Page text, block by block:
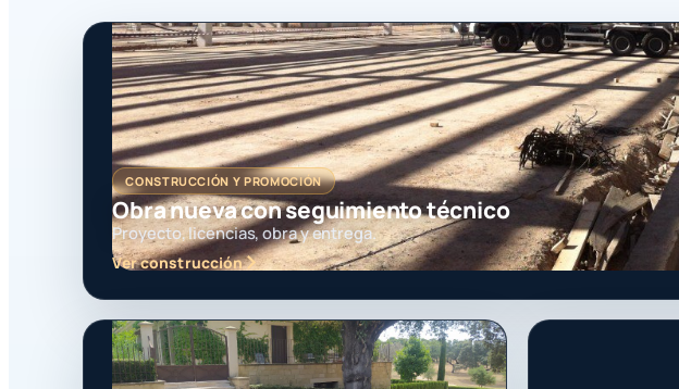
CONSTRUCCIÓN Y PROMOCIÓN
Obra nueva con seguimiento técnico
Proyecto, licencias, obra y entrega.
Ver construcción